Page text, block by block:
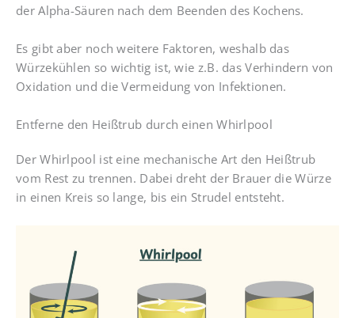
der Alpha-Säuren nach dem Beenden des Kochens.
Es gibt aber noch weitere Faktoren, weshalb das
Würzekühlen so wichtig ist, wie z.B. das Verhindern von
Oxidation und die Vermeidung von Infektionen.
Entferne den Heißtrub durch einen Whirlpool
Der Whirlpool ist eine mechanische Art den Heißtrub
vom Rest zu trennen. Dabei dreht der Brauer die Würze
in einen Kreis so lange, bis ein Strudel entsteht.